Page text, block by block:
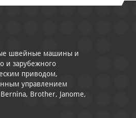
швейные машины и
и зарубежного
приводом,
управлением
Brother, Janome,